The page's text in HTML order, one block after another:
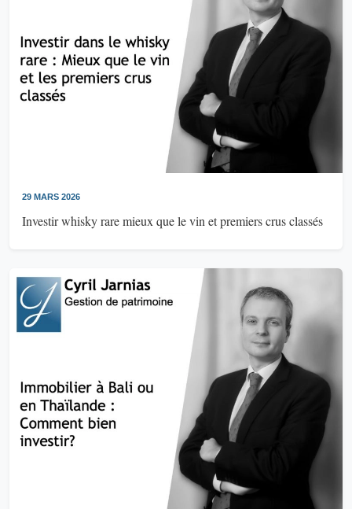
29 MARS 2026
Investir whisky rare mieux que le vin et premiers crus classés